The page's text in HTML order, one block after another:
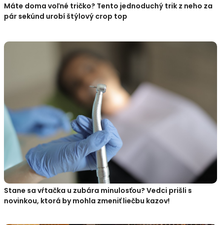
Máte doma voľné tričko? Tento jednoduchý trik z neho za
pár sekúnd urobí štýlový crop top
Stane sa vŕtačka u zubára minulosťou? Vedci prišli s
novinkou, ktorá by mohla zmeniť liečbu kazov!